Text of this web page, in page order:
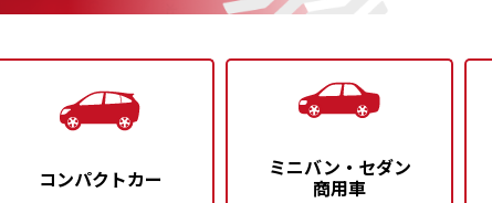
コンパクトカー
ミニバン・セダン
商用車